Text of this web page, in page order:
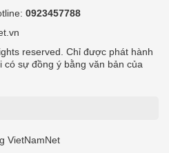
0923457788
reserved. Chỉ được phát hành
có sự đồng ý bằng văn bản của
VietNamNet